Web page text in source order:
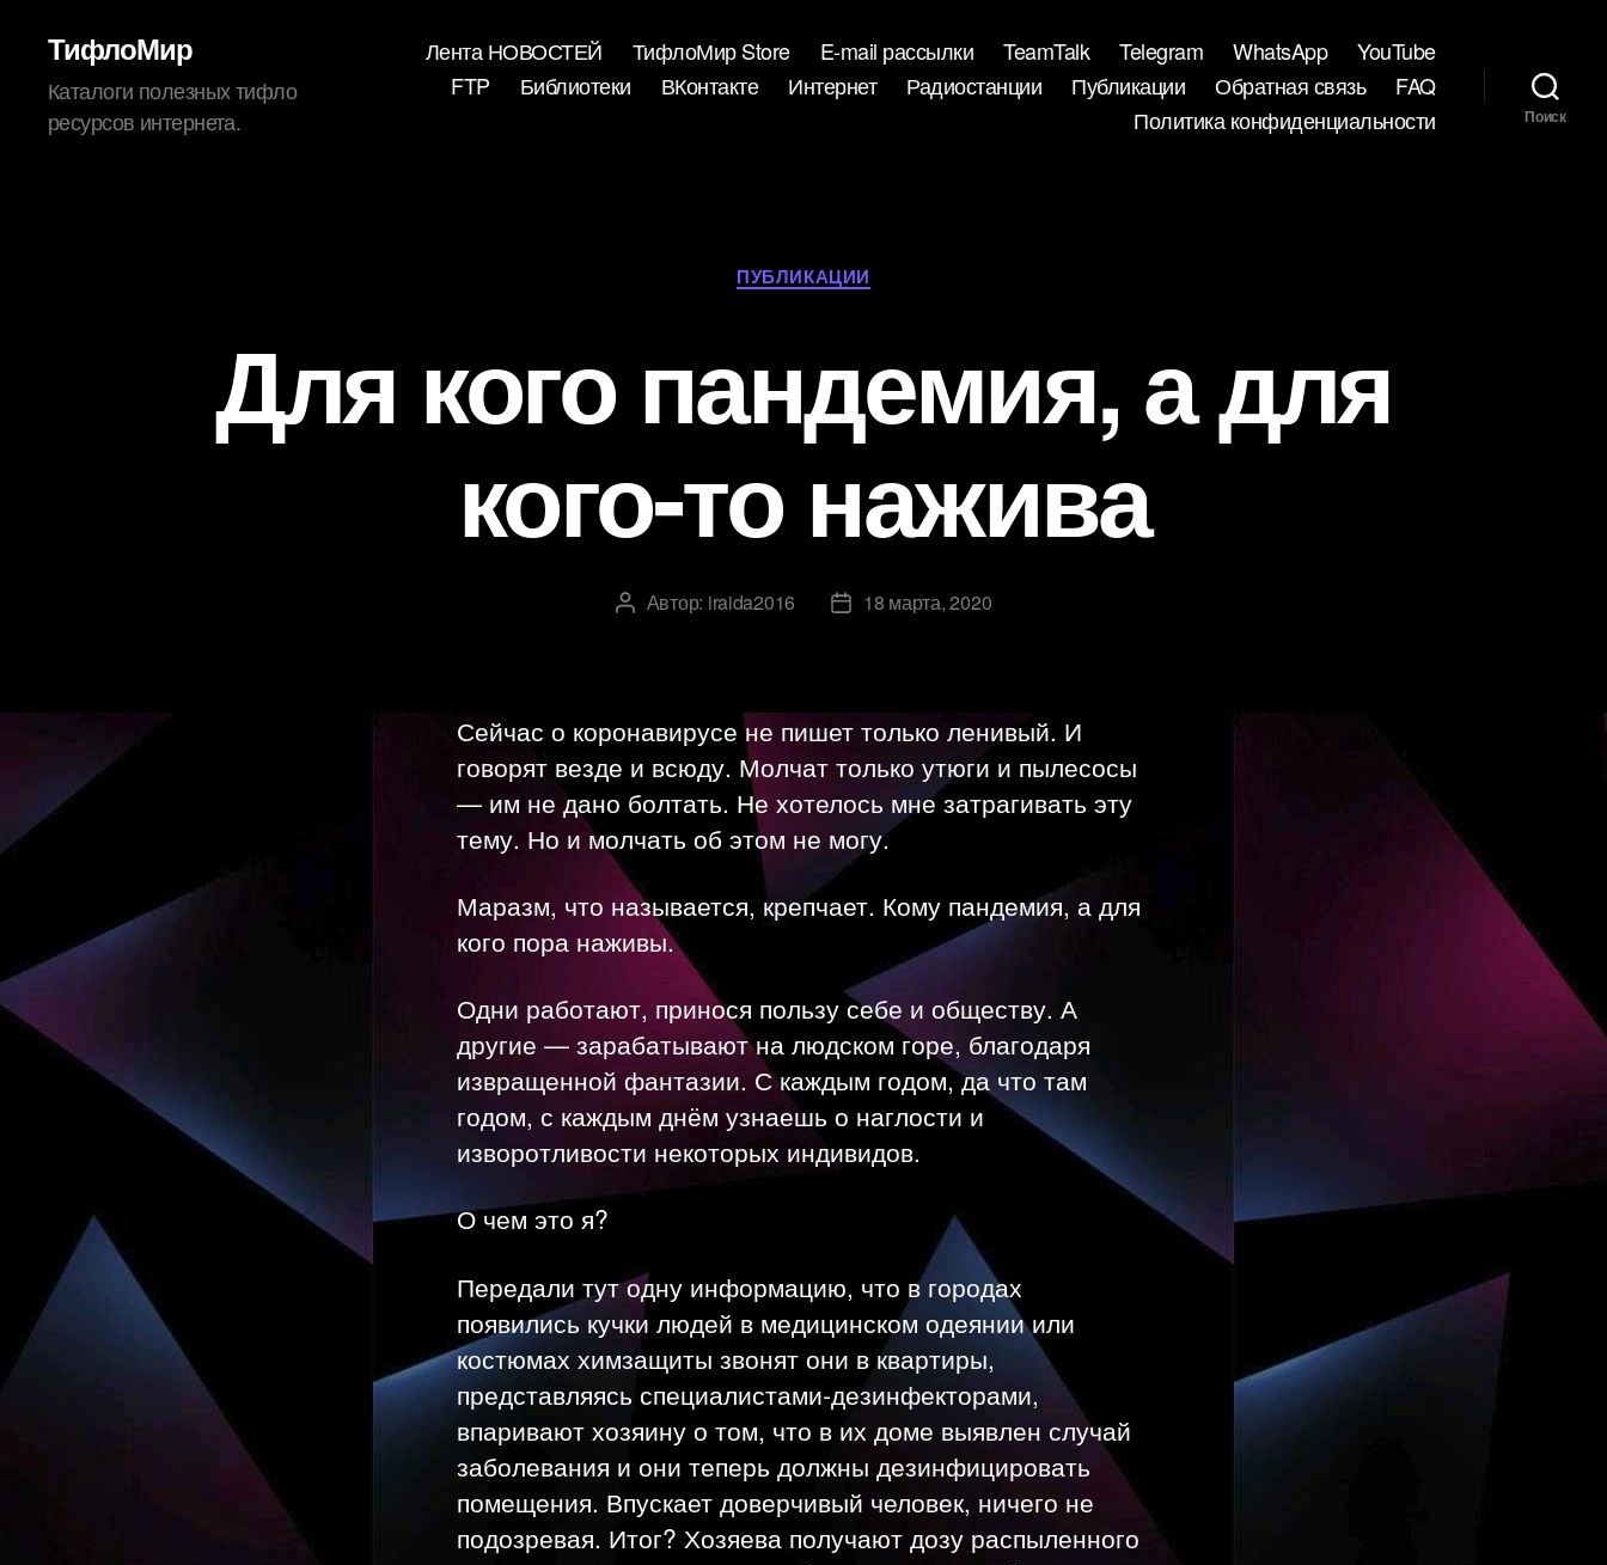
ТифлоМир
Каталоги полезных тифло
ресурсов интернета.
Лента НОВОСТЕЙ ТифлоМир Store E-mail рассылки TeamTalk Telegram WhatsApp
YouTube
FTP
Библиотеки ВКонтакте Интернет Радиостанции Публикации Обратная связь
FAQ
Политика конфиденциальности
Поиск
Рубрики
ПУБЛИКАЦИИ
Для кого пандемия, а для
кого-то нажива
Автор
Автор: iraida2016
Дата18 марта, 2020
Сейчас о коронавирусе не пишет только ленивый. И
говорят везде и всюду. Молчат только утюги и пылесосы
— им не дано болтать. Не хотелось мне затрагивать эту
тему. Но и молчать об этом не могу.
Маразм, что называется, крепчает. Кому пандемия, а для
кого пора наживы.
Одни работают, принося пользу себе и обществу. А
другие — зарабатывают на людском горе, благодаря
извращенной фантазии. С каждым годом, да что там
годом, с каждым днём узнаешь о наглости и
изворотливости некоторых индивидов.
О чем это я?
Передали тут одну информацию, что в городах
появились кучки людей в медицинском одеянии или
костюмах химзащиты звонят они в квартиры,
представляясь специалистами-дезинфекторами,
впаривают хозяину о том, что в их доме выявлен случай
заболевания и они теперь должны дезинфицировать
помещения. Впускает доверчивый человек, ничего не
подозревая. Итог? Хозяева получают дозу распыленного